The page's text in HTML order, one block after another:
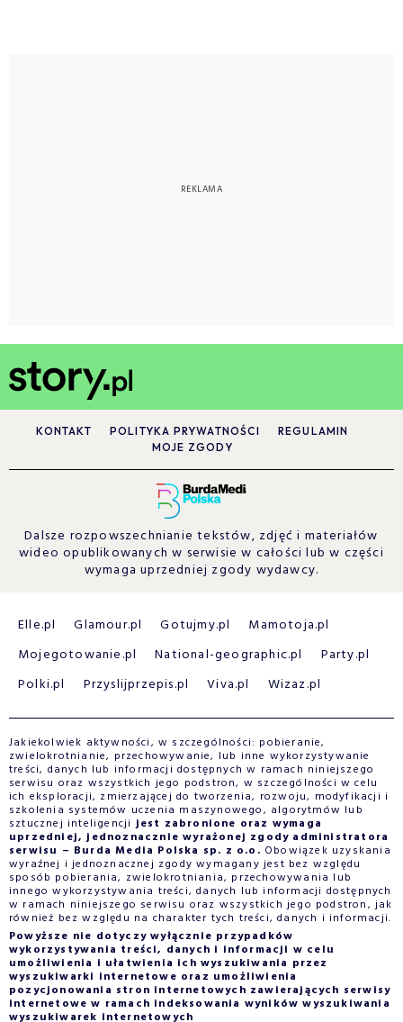
KONTAKT POLITYKA PRYWATNOŚCI
REGULAMIN
MOJE ZGODY
Dalsze rozpowszechnianie tekstów, zdjęć i materiałów
wideo opublikowanych w serwisie w całości lub w części
wymaga uprzedniej zgody wydawcy.
Elle.pl Glamour.pl Gotujmy.pl
Mamotoja.pl
Mojegotowanie.pl
National-geographic.pl
Party.pl
Polki.pl
Przyslijprzepis.pl Viva.pl Wizaz.pl
Jakiekolwiek aktywności, w szczególności: pobieranie,
zwielokrotnianie, przechowywanie, lub inne wykorzystywanie
treści, danych lub informacji dostępnych w ramach niniejszego
serwisu oraz wszystkich jego podstron, w szczególności w celu
ich eksploracji, zmierzającej do tworzenia, rozwoju, modyfikacji i
szkolenia systemów uczenia maszynowego, algorytmów lub
sztucznej inteligencjijest zabronione oraz wymaga
uprzedniej, jednoznacznie wyrażonej zgody administratora
serwisu – Burda Media Polska sp. z o.o. Obowiązek uzyskania
wyraźnej i jednoznacznej zgody wymagany jest bez względu
sposób pobierania, zwielokrotniania, przechowywania lub
innego wykorzystywania treści, danych lub informacji dostępnych
w ramach niniejszego serwisu oraz wszystkich jego podstron, jak
również bez względu na charakter tych treści, danych i informacji.
Powyższe nie dotyczy wyłącznie przypadków
wykorzystywania treści, danych i informacji w celu
umożliwienia i ułatwienia ich wyszukiwania przez
wyszukiwarki internetowe oraz umożliwienia
pozycjonowania stron internetowych zawierających serwisy
internetowe w ramach indeksowania wyników wyszukiwania
wyszukiwarek internetowych